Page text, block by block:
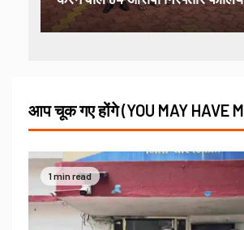
आप चूक गए होंगे (YOU MAY HAVE
1 min read